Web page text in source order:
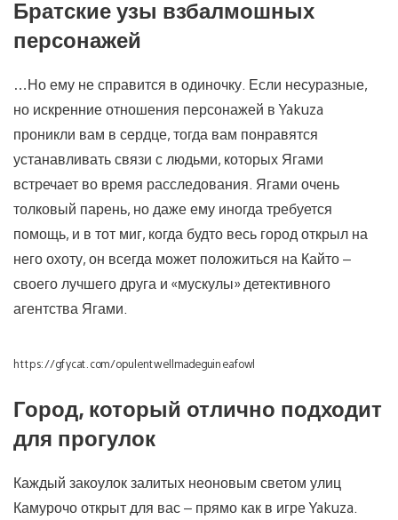
Братские узы взбалмошных
персонажей
…Но ему не справится в одиночку. Если несуразные,
но искренние отношения персонажей в Yakuza
проникли вам в сердце, тогда вам понравятся
устанавливать связи с людьми, которых Ягами
встречает во время расследования. Ягами очень
толковый парень, но даже ему иногда требуется
помощь, и в тот миг, когда будто весь город открыл на
него охоту, он всегда может положиться на Кайто –
своего лучшего друга и «мускулы» детективного
агентства Ягами.
https://gfycat.com/opulentwellmadeguineafowl
Город, который отлично подходит
для прогулок
Каждый закоулок залитых неоновым светом улиц
Камурочо открыт для вас – прямо как в игре Yakuza.